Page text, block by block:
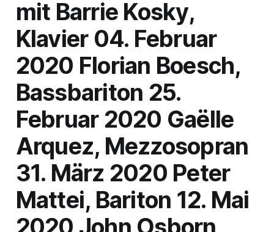
mit Barrie Kosky,
Klavier 04. Februar
2020 Florian Boesch,
Bassbariton 25.
Februar 2020 Gaëlle
Arquez, Mezzosopran
31. März 2020 Peter
Mattei, Bariton 12. Mai